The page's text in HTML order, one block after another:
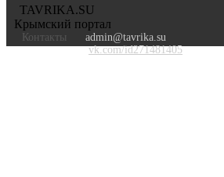
TAVRIKA.SU
Крымский портал
Контакты
admin@tavrika.su
vk.com/id271481405